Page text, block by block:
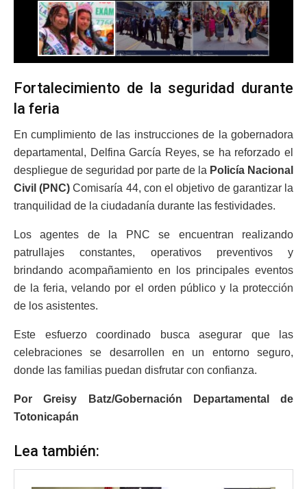
Fortalecimiento de la seguridad durante
la feria
En cumplimiento de las instrucciones de la gobernadora
departamental, Delfina García Reyes, se ha reforzado el
despliegue de seguridad por parte de la Policía Nacional
Civil (PNC) Comisaría 44, con el objetivo de garantizar la
tranquilidad de la ciudadanía durante las festividades.
Los agentes de la PNC se encuentran realizando
patrullajes constantes, operativos preventivos y
brindando acompañamiento en los principales eventos
de la feria, velando por el orden público y la protección
de los asistentes.
Este esfuerzo coordinado busca asegurar que las
celebraciones se desarrollen en un entorno seguro,
donde las familias puedan disfrutar con confianza.
Por Greisy Batz/Gobernación Departamental de
Totonicapán
Lea también: